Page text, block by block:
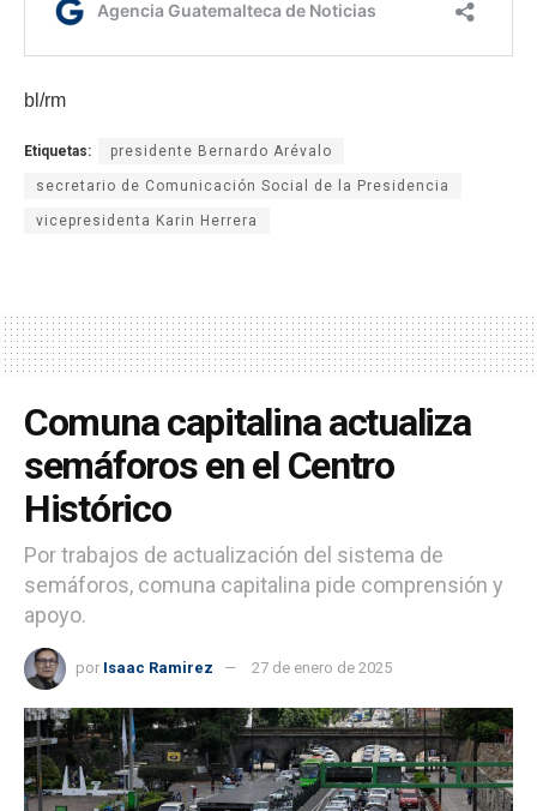
bl/rm
Etiquetas: presidente Bernardo Arévalo
secretario de Comunicación Social de la Presidencia
vicepresidenta Karin Herrera
Comuna capitalina actualiza
semáforos en el Centro
Histórico
Por trabajos de actualización del sistema de
semáforos, comuna capitalina pide comprensión y
apoyo.
por Isaac Ramirez 27 de enero de 2025